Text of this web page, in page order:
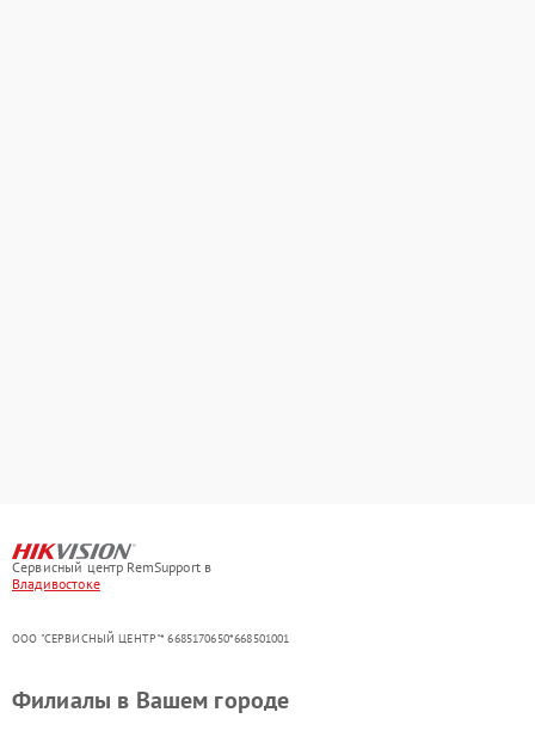
Сервисный центр RemSupport в
Владивостоке
ООО "СЕРВИСНЫЙ ЦЕНТР"* 6685170650*668501001
Филиалы в Вашем городе